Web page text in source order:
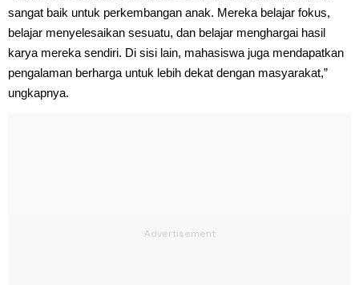
sangat baik untuk perkembangan anak. Mereka belajar fokus,
belajar menyelesaikan sesuatu, dan belajar menghargai hasil
karya mereka sendiri. Di sisi lain, mahasiswa juga mendapatkan
pengalaman berharga untuk lebih dekat dengan masyarakat,”
ungkapnya.